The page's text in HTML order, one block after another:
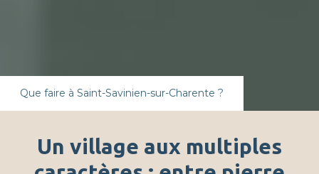
Que faire à Saint-Savinien-sur-Charente ?
Un village aux multiples